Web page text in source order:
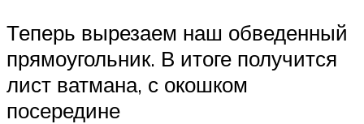
Теперь вырезаем наш обведенный
прямоугольник. В итоге получится
лист ватмана, с окошком
посередине